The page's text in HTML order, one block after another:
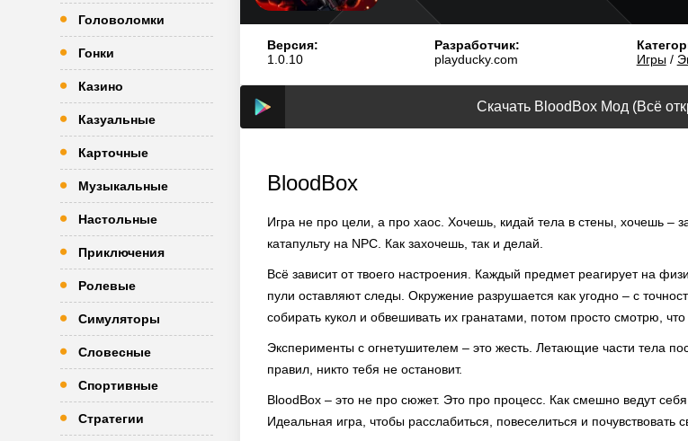
Головоломки
Гонки
Казино
Казуальные
Карточные
Музыкальные
Настольные
Приключения
Ролевые
Симуляторы
Словесные
Спортивные
Стратегии
Версия:
1.0.10
Разработчик:
playducky.com
Игры/
Скачать BloodBox Мод (Всё
BloodBox
Игра не про цели, а про хаос. Хочешь, кидай тела в стены, хочешь –
катапульту на NPC. Как захочешь, так и делай.
Всё зависит от твоего настроения. Каждый предмет реагирует на
пули оставляют следы. Окружение разрушается как угодно – с
собирать кукол и обвешивать их гранатами, потом просто смотрю, что
Эксперименты с огнетушителем – это жесть. Летающие части тела
правил, никто тебя не остановит.
BloodBox – это не про сюжет. Это про процесс. Как смешно ведут
Идеальная игра, чтобы расслабиться, повеселиться и